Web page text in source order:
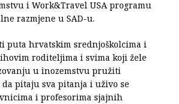
i Work&Travel USA programu
razmjene u SAD-u.
puta hrvatskim srednjoškolcima i
roditeljima i svima koji žele
u inozemstvu pružiti
pitaju sva pitanja i uživo se
i profesorima sjajnih